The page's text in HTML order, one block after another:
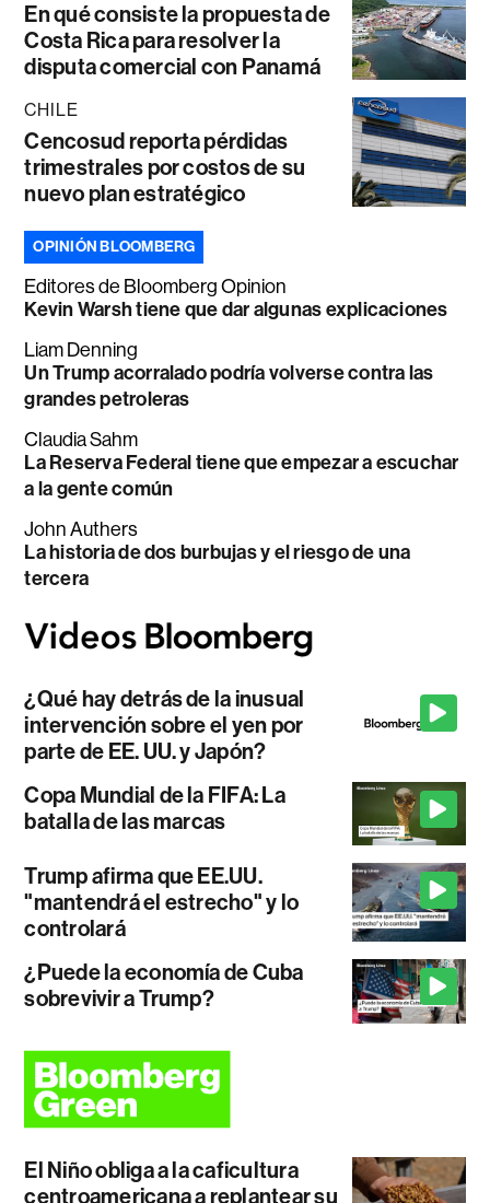
En qué consiste la propuesta de
Costa Rica para resolver la
disputa comercial con Panamá
CHILE
Cencosud reporta pérdidas
trimestrales por costos de su
nuevo plan estratégico
OPINIÓN BLOOMBERG
Editores de Bloomberg Opinion
Kevin Warsh tiene que dar algunas explicaciones
Liam Denning
Un Trump acorralado podría volverse contra las
grandes petroleras
Claudia Sahm
La Reserva Federal tiene que empezar a escuchar
a la gente común
John Authers
La historia de dos burbujas y el riesgo de una
tercera
¿Qué hay detrás de la inusual
intervención sobre el yen por
parte de EE. UU. y Japón?
Copa Mundial de la FIFA: La
batalla de las marcas
Trump afirma que EE.UU.
"mantendrá el estrecho" y lo
controlará
¿Puede la economía de Cuba
sobrevivir a Trump?
El Niño obliga a la caficultura
centroamericana a replantear su